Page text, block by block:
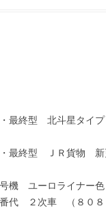
最終型 北斗星タ
最終型 ＪＲ貨物
機 ユーロライナー
代 ２次車 （８０